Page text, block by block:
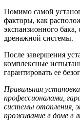
Помимо самой
факторы, как
экспанзионного
дренажной системы.
После завершения
комплексные
гарантировать ее
Правильная
профессионалами,
системы отопления,
проживание в доме в